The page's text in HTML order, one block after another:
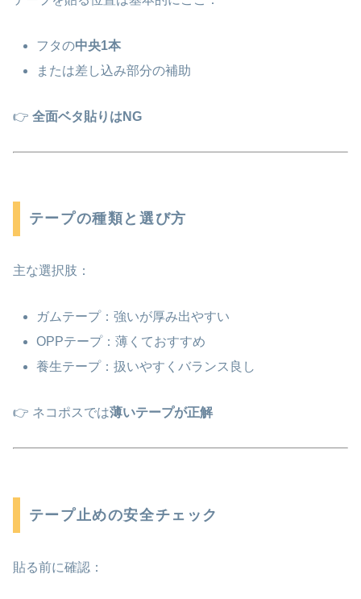
フタの中央1本
または差し込み部分の補助
👉 全面ベタ貼りはNG
テープの種類と選び方
主な選択肢：
ガムテープ：強いが厚み出やすい
OPPテープ：薄くておすすめ
養生テープ：扱いやすくバランス良し
👉 ネコポスでは薄いテープが正解
テープ止めの安全チェック
貼る前に確認：